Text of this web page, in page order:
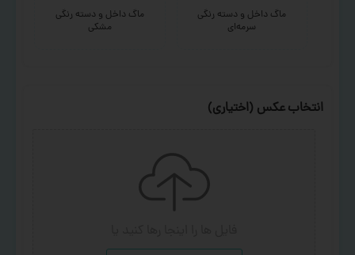
ماگ داخل و دسته رنگی
سرمه‌ای
ماگ داخل و دسته رنگی
مشکی
انتخاب عکس (اختیاری)